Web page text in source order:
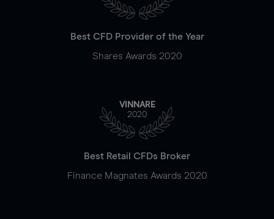
Best CFD Provider of the Year
Shares Awards 2020
VINNARE
2020
Best Retail CFDs Broker
Finance Magnates Awards 2020